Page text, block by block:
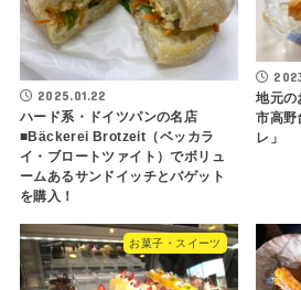
2025.01.22
ハード系・ドイツパンの名店
■Bäckerei Brotzeit（ベッカラ
イ・ブロートツァイト）でボリュ
ームあるサンドイッチとバゲット
を購入！
地元の
市高野
レ」
お菓子・スイーツ